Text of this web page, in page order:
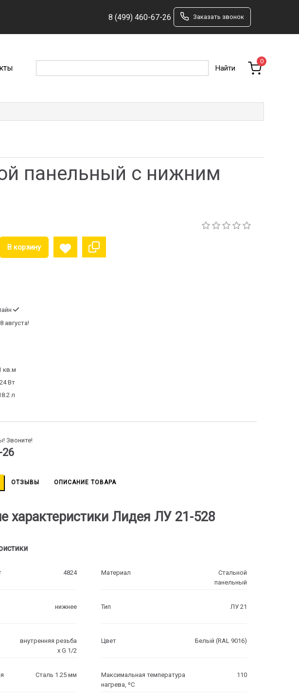
8 (499) 460-67-26 Заказать звонок
0
панельный с нижним
августа!
кв.м
Вт
л
Звоните!
26
ОТЗЫВЫ ОПИСАНИЕ ТОВАРА
характеристики Лидея ЛУ 21-528
4824
нижнее
внутренняя резьба
х G 1/2
Сталь 1.25 мм
Материал
Стальной
панельный
Тип ЛУ 21
Цвет Белый (RAL 9016)
Максимальная температура
нагрева, ºC
110